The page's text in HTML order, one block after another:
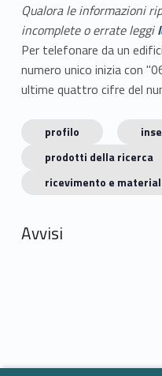
Qualora le informazioni
incomplete o errate leggi
Per telefonare da un
numero unico inizia con
ultime quattro cifre del
profilo
prodotti della ricerca
ricevimento e
Avvisi